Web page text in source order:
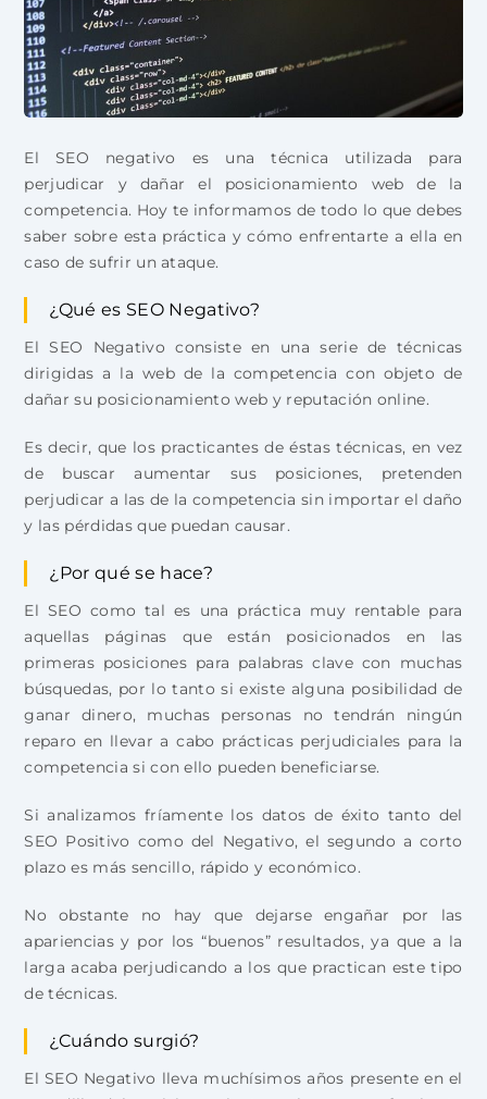
El SEO negativo es una técnica utilizada para
perjudicar y dañar el posicionamiento web de la
competencia. Hoy te informamos de todo lo que debes
saber sobre esta práctica y cómo enfrentarte a ella en
caso de sufrir un ataque.
¿Qué es SEO Negativo?
El SEO Negativo consiste en una serie de técnicas
dirigidas a la web de la competencia con objeto de
dañar su posicionamiento web y reputación online.
Es decir, que los practicantes de éstas técnicas, en vez
de buscar aumentar sus posiciones, pretenden
perjudicar a las de la competencia sin importar el daño
y las pérdidas que puedan causar.
¿Por qué se hace?
El SEO como tal es una práctica muy rentable para
aquellas páginas que están posicionados en las
primeras posiciones para palabras clave con muchas
búsquedas, por lo tanto si existe alguna posibilidad de
ganar dinero, muchas personas no tendrán ningún
reparo en llevar a cabo prácticas perjudiciales para la
competencia si con ello pueden beneficiarse.
Si analizamos fríamente los datos de éxito tanto del
SEO Positivo como del Negativo, el segundo a corto
plazo es más sencillo, rápido y económico.
No obstante no hay que dejarse engañar por las
apariencias y por los “buenos” resultados, ya que a la
larga acaba perjudicando a los que practican este tipo
de técnicas.
¿Cuándo surgió?
El SEO Negativo lleva muchísimos años presente en el